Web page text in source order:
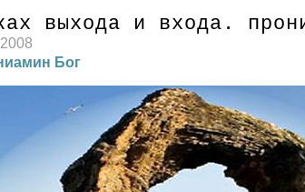
выхода и входа.
Бог